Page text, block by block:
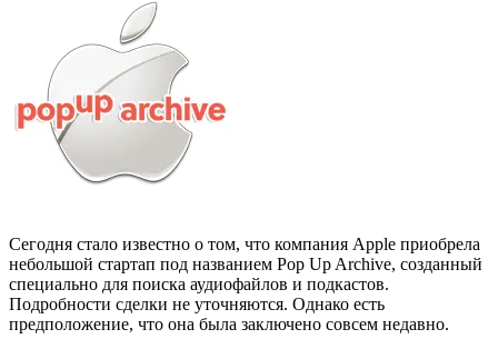
Сегодня стало известно о том, что компания Apple приобрела
небольшой стартап под названием Pop Up Archive, созданный
специально для поиска аудиофайлов и подкастов.
Подробности сделки не уточняются. Однако есть
предположение, что она была заключено совсем недавно.